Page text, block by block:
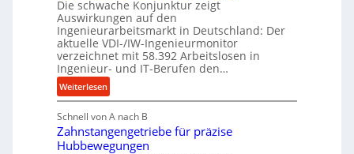
H
y
d
r
a
u
l
i
a
n
g
l
e
b
i
g
e
K
n
e
s
s
t
e
i
g
r
Die schwache Konjunktur zeigt
Auswirkungen auf den
Ingenieurarbeitsmarkt in Deutschland: Der
aktuelle VDI-/IW-Ingenieurmonitor
verzeichnet mit 58.392 Arbeitslosen in
Ingenieur- und IT-Berufen den…
Weiterlesen:
M
e
h
r
Schnell von A nach B
Zahnstangengetriebe für präzise
Hubbewegungen